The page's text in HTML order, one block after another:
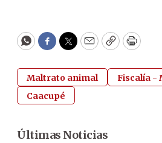
WhatsApp
Facebook
Twitter
EmailCopyPrint
Maltrato animal
Fiscalía -
Caacupé
Últimas Noticias